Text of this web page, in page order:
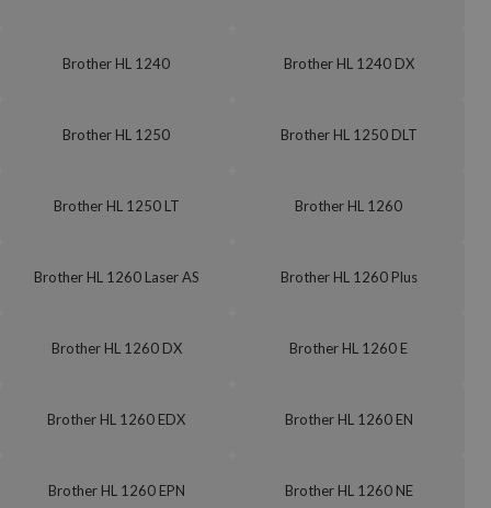
Brother HL 1240 Brother HL 1240 DX
Brother HL 1250 Brother HL 1250 DLT
Brother HL 1250 LT Brother HL 1260
Brother HL 1260 Laser AS Brother HL 1260 Plus
Brother HL 1260 DX Brother HL 1260 E
Brother HL 1260 EDX Brother HL 1260 EN
Brother HL 1260 EPN Brother HL 1260 NE